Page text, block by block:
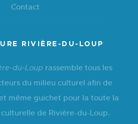
Contact
RIVIÈRE-DU-LOUP
du-Loup rassemble tous les
du milieu culturel afin de
même guichet pour la toute la
de Rivière-du-Loup.